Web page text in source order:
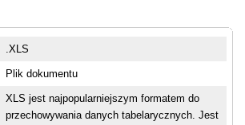
.XLS
Plik dokumentu
XLS jest najpopularniejszym formatem do
przechowywania danych tabelarycznych. Jest